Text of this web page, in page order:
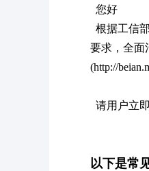
您好
根据工信
要求，全面
(http://
请用户立
以下是常